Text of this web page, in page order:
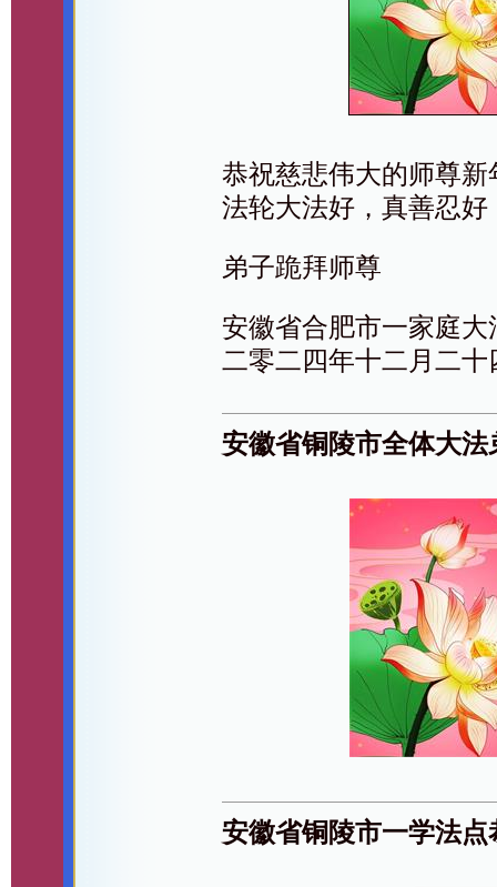
恭祝慈悲伟大的师尊新
法轮大法好，真善忍好
弟子跪拜师尊
安徽省合肥市一家庭大
二零二四年十二月二十
安徽省铜陵市全体大
安徽省铜陵市一学法